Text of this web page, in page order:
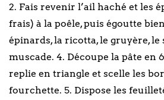
2. Fais revenir l’ail haché et les
frais) à la poêle, puis égoutte
épinards, la ricotta, le gruyère, le
muscade. 4. Découpe la pâte en
replie en triangle et scelle les
fourchette. 5. Dispose les